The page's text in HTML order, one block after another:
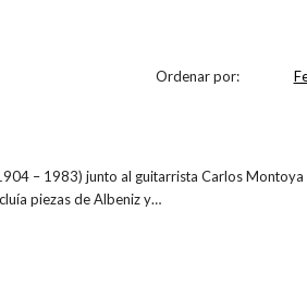
Ordenar por:
– 1983) junto al guitarrista Carlos Montoya
piezas de Albeniz y…